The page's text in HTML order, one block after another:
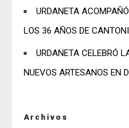
URDANETA
LOS 36 AÑOS DE
URDANETA CELEBRÓ
NUEVOS ARTESANOS EN
Archivos